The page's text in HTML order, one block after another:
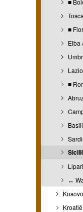
■
Elba
Lazio
■
↔
Kosovo
Kroatië